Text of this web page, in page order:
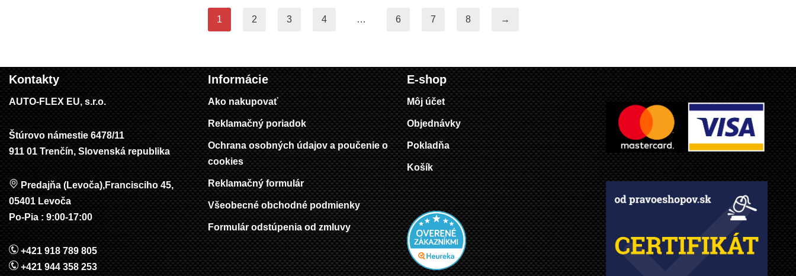
1 2 3 4 … 6 7 8 →
Kontakty
AUTO-FLEX EU, s.r.o.
Štúrovo námestie 6478/11
911 01 Trenčín, Slovenská republika
Predajňa (Levoča),Francisciho 45,
05401 Levoča
Po-Pia : 9:00-17:00
+421 918 789 805
+421 944 358 253
Informácie
Ako nakupovať
Reklamačný poriadok
Ochrana osobných údajov a poučenie o
cookies
Reklamačný formulár
Všeobecné obchodné podmienky
Formulár odstúpenia od zmluvy
E-shop
Môj účet
Objednávky
Pokladňa
Košík